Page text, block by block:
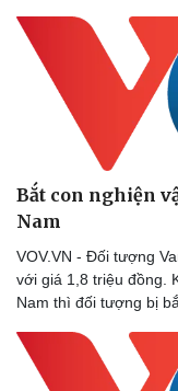
Bắt con nghiện
Nam
VOV.VN - Đối tượng
với giá 1,8 triệu đồng.
Nam thì đối tượng bị